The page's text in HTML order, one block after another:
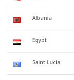
Albania
Egypt
Saint Lucia